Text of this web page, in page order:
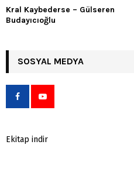
Kral Kaybederse – Gülseren
Budayıcıoğlu
SOSYAL MEDYA
Ekitap indir